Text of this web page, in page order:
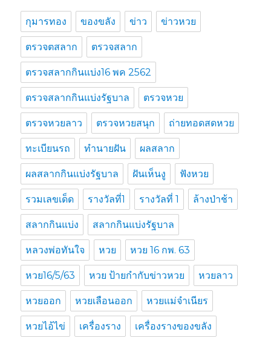
กุมารทอง ของขลัง ข่าว ข่าวหวย
ตรวจตสลาก ตรวจสลาก
ตรวจสลากกินแบ่ง16 พค 2562
ตรวจสลากกินแบ่งรัฐบาล ตรวจหวย
ตรวจหวยลาว ตรวจหวยสนุก ถ่ายทอดสดหวย
ทะเบียนรถ ทำนายฝัน ผลสลาก
ผลสลากกินแบ่งรัฐบาล ฝันเห็นงู ฟังหวย
รวมเลขเด็ด รางวัลที่1 รางวัลที่ 1 ล้างป่าช้า
สลากกินแบ่ง สลากกินแบ่งรัฐบาล
หลวงพ่อทันใจ หวย หวย 16 กพ. 63
หวย16/5/63 หวย ป้ายกำกับข่าวหวย หวยลาว
หวยออก หวยเลือนออก หวยแม่จำเนียร
หวยไอ้ไข่ เครื่องราง เครื่องรางของขลัง